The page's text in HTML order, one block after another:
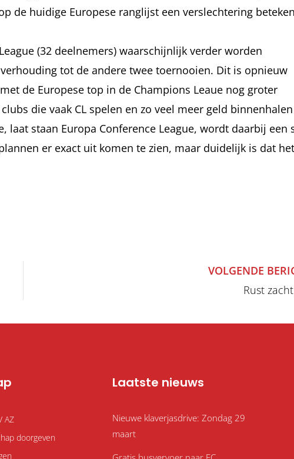
de huidige Europese ranglijst een verslechtering
(32 deelnemers) waarschijnlijk verder worden
tot de andere twee toernooien. Dit is opnieuw
de Europese top in de Champions Leaue nog groter
die vaak CL spelen en zo veel meer geld binnenhalen
laat staan Europa Conference League, wordt daarbij een
er exact uit komen te zien, maar duidelijk is dat het
VOLGENDE
Rust
AZ
doorgeven
Laatste nieuws
Nieuwe klaverjasdrive: Zondag 29
maart